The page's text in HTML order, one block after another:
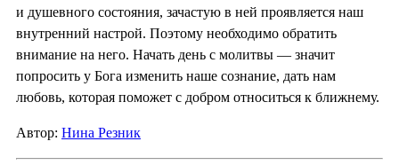
и душевного состояния, зачастую в ней проявляется наш
внутренний настрой. Поэтому необходимо обратить
внимание на него. Начать день с молитвы — значит
попросить у Бога изменить наше сознание, дать нам
любовь, которая поможет с добром относиться к ближнему.
Автор: Нина Резник